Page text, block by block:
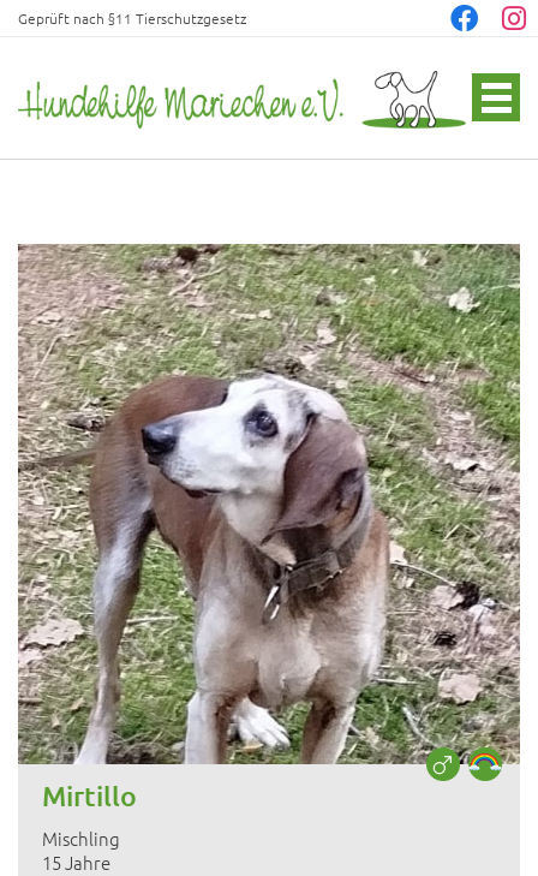
Geprüft nach §11 Tierschutzgesetz
Mirtillo
Mischling
15 Jahre